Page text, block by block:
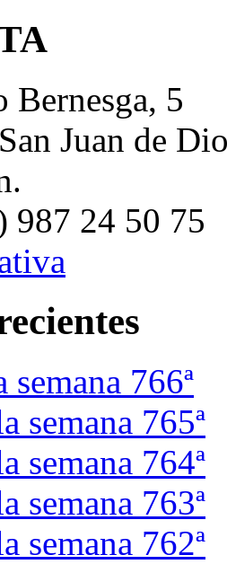
Bernesga, 5
Juan de
987 24 50 75
semana 766ª
semana 765ª
semana 764ª
semana 763ª
semana 762ª